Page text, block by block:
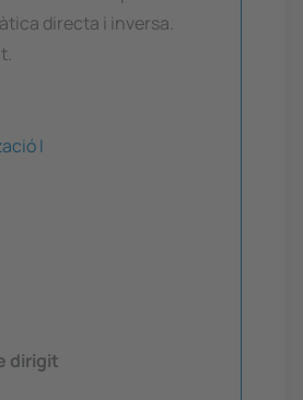
directa i inversa.
I
dirigit